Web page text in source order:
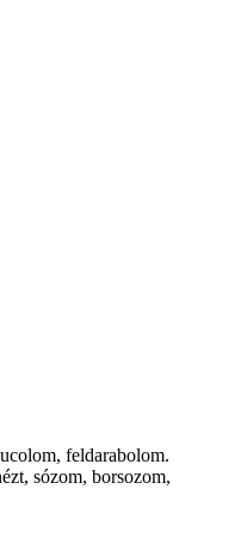
feldarabolom.
sózom, borsozom,